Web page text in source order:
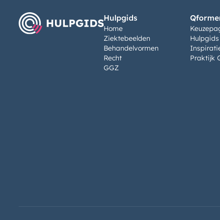
Hulpgids
Home
Ziektebeelden
Behandelvormen
Recht
GGZ
Hulpgids
Praktijk